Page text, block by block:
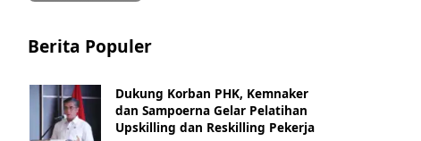
Berita Populer
Dukung Korban PHK, Kemnaker
dan Sampoerna Gelar Pelatihan
Upskilling dan Reskilling Pekerja